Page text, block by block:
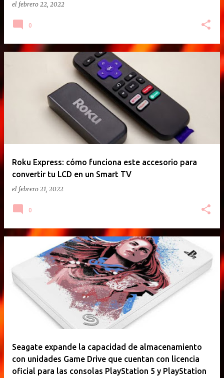
el febrero 22, 2022
0
Roku Express: cómo funciona este accesorio para
convertir tu LCD en un Smart TV
el febrero 21, 2022
0
Seagate expande la capacidad de almacenamiento
con unidades Game Drive que cuentan con licencia
oficial para las consolas PlayStation 5 y PlayStation